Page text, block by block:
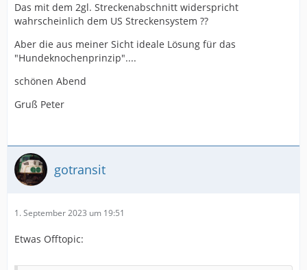
Das mit dem 2gl. Streckenabschnitt widerspricht
wahrscheinlich dem US Streckensystem ??
Aber die aus meiner Sicht ideale Lösung für das
"Hundeknochenprinzip"....
schönen Abend
Gruß Peter
gotransit
1. September 2023 um 19:51
Etwas Offtopic: